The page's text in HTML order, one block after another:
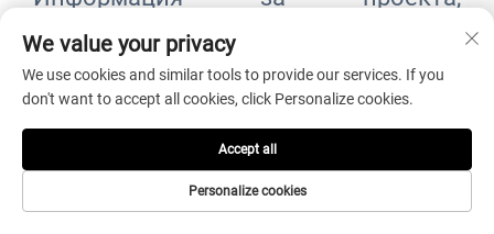
необходима преди предоставяне на
оферта
We value your privacy
We use cookies and similar tools to provide our services. If you
don't want to accept all cookies, click Personalize cookies.
Personalize cookies
Accept all